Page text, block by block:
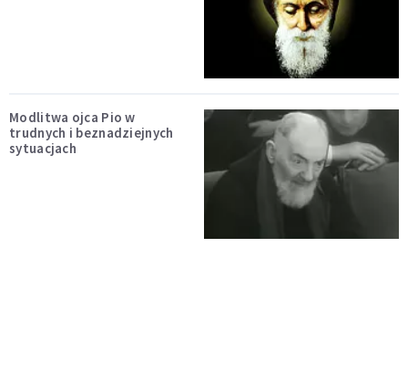
Modlitwa ojca Pio w
trudnych i beznadziejnych
sytuacjach